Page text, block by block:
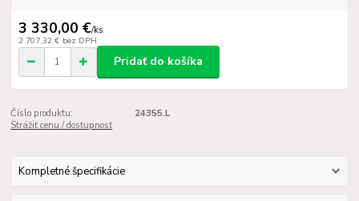
3 330,00 €/ks
2 707,32 € bez DPH
Pridať do košíka
Číslo produktu:
24355.L
Strážiť cenu / dostupnosť
Kompletné špecifikácie